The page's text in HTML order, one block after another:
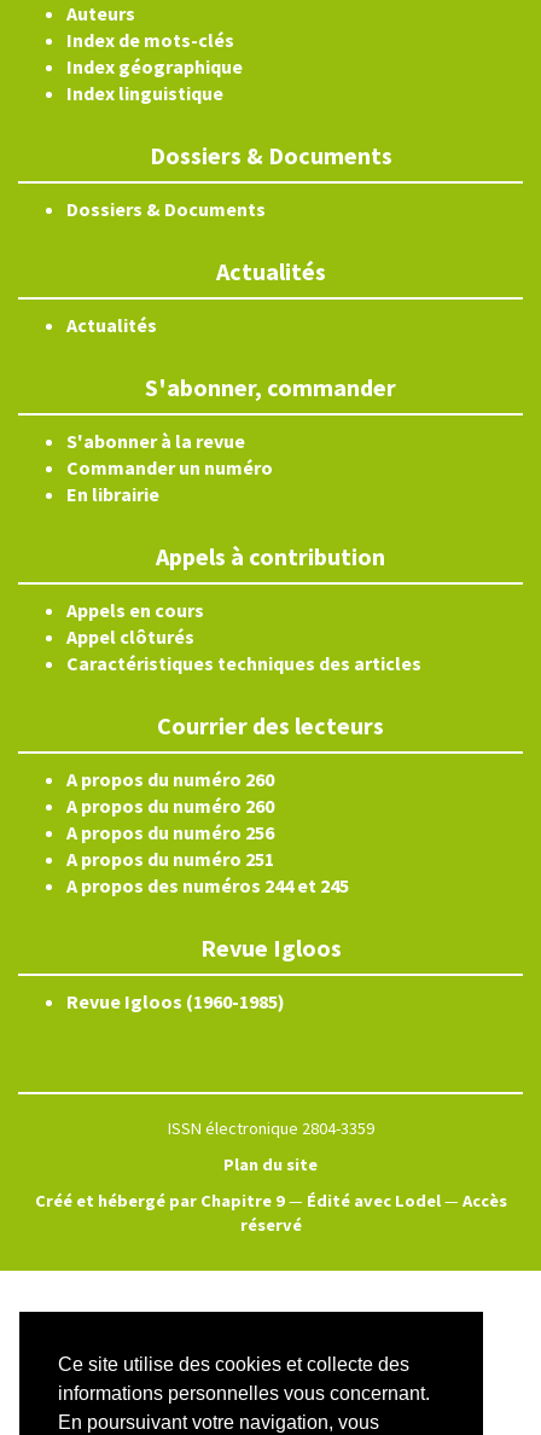
Ce site utilise des cookies et collecte des
informations personnelles vous concernant.
En poursuivant votre navigation, vous
Auteurs
Index de mots-clés
Index géographique
Index linguistique
Dossiers & Documents
Dossiers & Documents
Actualités
Actualités
S'abonner, commander
S'abonner à la revue
Commander un numéro
En librairie
Appels à contribution
Appels en cours
Appel clôturés
Caractéristiques techniques des articles
Courrier des lecteurs
A propos du numéro 260
A propos du numéro 260
A propos du numéro 256
A propos du numéro 251
A propos des numéros 244 et 245
Revue Igloos
Revue Igloos (1960-1985)
ISSN électronique 2804-3359
Plan du site
Créé et hébergé par Chapitre 9— Édité avec Lodel— Accès
réservé